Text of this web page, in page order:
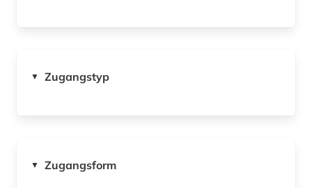
▼ Zugangstyp
▼ Zugangsform